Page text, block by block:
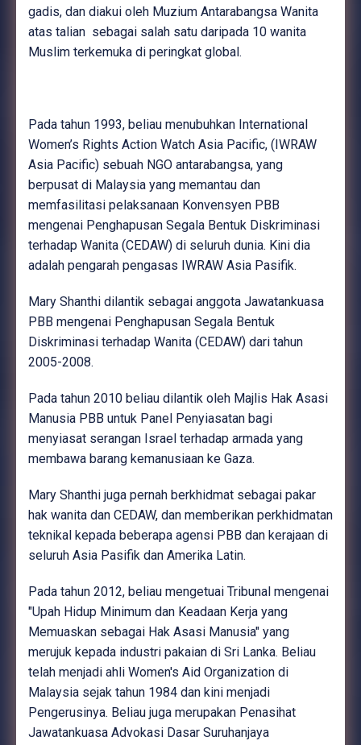
gadis, dan diakui oleh Muzium Antarabangsa Wanita
atas talian sebagai salah satu daripada 10 wanita
Muslim terkemuka di peringkat global.
Pada tahun 1993, beliau menubuhkan International
Women’s Rights Action Watch Asia Pacific, (IWRAW
Asia Pacific) sebuah NGO antarabangsa, yang
berpusat di Malaysia yang memantau dan
memfasilitasi pelaksanaan Konvensyen PBB
mengenai Penghapusan Segala Bentuk Diskriminasi
terhadap Wanita (CEDAW) di seluruh dunia. Kini dia
adalah pengarah pengasas IWRAW Asia Pasifik.
Mary Shanthi dilantik sebagai anggota Jawatankuasa
PBB mengenai Penghapusan Segala Bentuk
Diskriminasi terhadap Wanita (CEDAW) dari tahun
2005-2008.
Pada tahun 2010 beliau dilantik oleh Majlis Hak Asasi
Manusia PBB untuk Panel Penyiasatan bagi
menyiasat serangan Israel terhadap armada yang
membawa barang kemanusiaan ke Gaza.
Mary Shanthi juga pernah berkhidmat sebagai pakar
hak wanita dan CEDAW, dan memberikan perkhidmatan
teknikal kepada beberapa agensi PBB dan kerajaan di
seluruh Asia Pasifik dan Amerika Latin.
Pada tahun 2012, beliau mengetuai Tribunal mengenai
"Upah Hidup Minimum dan Keadaan Kerja yang
Memuaskan sebagai Hak Asasi Manusia" yang
merujuk kepada industri pakaian di Sri Lanka. Beliau
telah menjadi ahli Women's Aid Organization di
Malaysia sejak tahun 1984 dan kini menjadi
Pengerusinya. Beliau juga merupakan Penasihat
Jawatankuasa Advokasi Dasar Suruhanjaya